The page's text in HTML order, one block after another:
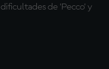
de 'Pecco' y